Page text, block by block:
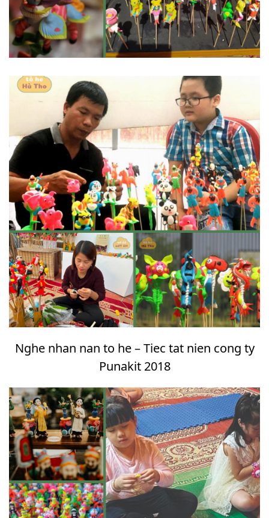
Nghe nhan nan to he – Tiec tat nien cong ty
Punakit 2018